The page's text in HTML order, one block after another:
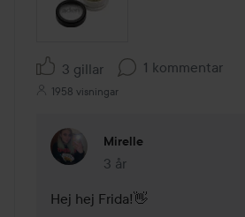
3 gillar 1 kommentar
1958 visningar
Mirelle
3 år
Kommentaren lades 3 år
Hej hej Frida!👋